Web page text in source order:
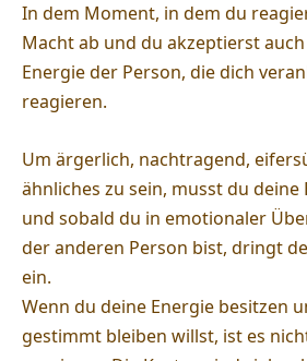
In dem Moment, in dem du
Macht ab und du akzeptierst
Energie der Person, die dich
reagieren.
Um ärgerlich, nachtragend,
ähnliches zu sein, musst du
und sobald du in emotionaler
der anderen Person bist, dringt
ein.
Wenn du deine Energie besitzen
gestimmt bleiben willst, ist es